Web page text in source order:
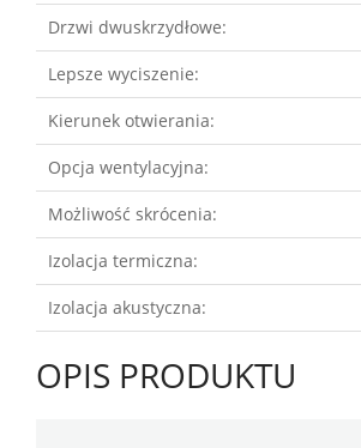
Drzwi dwuskrzydłowe:
Lepsze wyciszenie:
Kierunek otwierania:
Opcja wentylacyjna:
Możliwość skrócenia:
Izolacja termiczna:
Izolacja akustyczna:
OPIS PRODUKTU